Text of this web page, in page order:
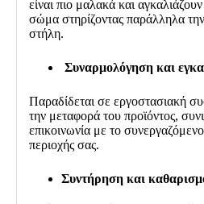
είναι πιο μαλακά και
σώμα στηρίζοντας παράλληλα
στήλη.
Συναρμολόγηση και
Παραδίδεται σε εργοστασιακή
την μεταφορά του προϊόντος,
επικοινωνία με το
περιοχής σας.
Συντήρηση και